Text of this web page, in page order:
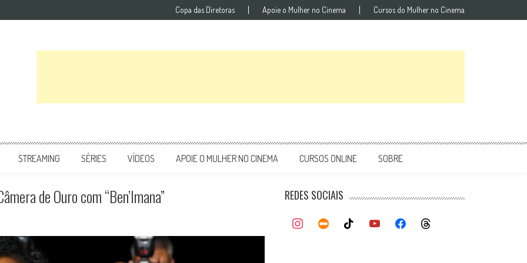
Copa das Diretoras Apoie o Mulher no Cinema Cursos do Mulher no Cinema
STREAMING SÉRIES VÍDEOS APOIE O MULHER NO CINEMA CURSOS ONLINE SOBRE
de Ouro com “Ben’Imana” REDES SOCIAIS